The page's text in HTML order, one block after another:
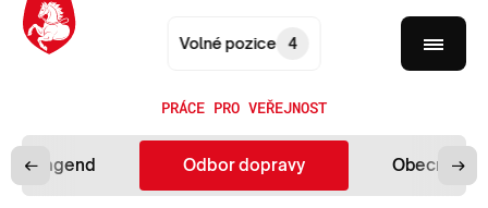
Volné pozice 4
PRÁCE PRO VEŘEJNOST
agend Odbor dopravy Obecní